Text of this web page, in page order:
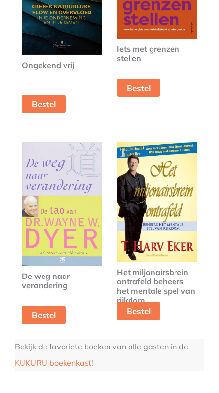
Ongekend vrij
Bestel
Iets met grenzen
stellen
Bestel
De weg naar
verandering
Bestel
Het miljonairsbrein
ontrafeld beheers
het mentale spel van
rijkdom
Bestel
Bekijk de favoriete boeken van alle gasten in de
KUKURU boekenkast!